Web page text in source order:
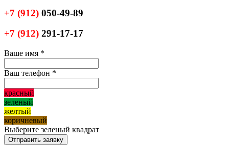
+7 (912) 050-49-89
+7 (912) 291-17-17
Ваше имя *
Ваш телефон *
красный
зеленый
желтый
коричневый
Выберите зеленый квадрат